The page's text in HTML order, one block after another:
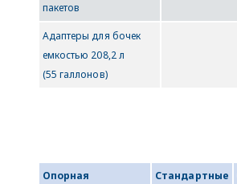
пакетов
Адаптеры для бочек
емкостью 208,2 л
(55 галлонов)
Опорная
Стандартные